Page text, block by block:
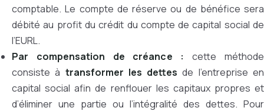
comptable. Le compte de réserve ou de bénéfice sera
débité au profit du crédit du compte de capital social de
l’EURL.
Par compensation de créance :
cette méthode
consiste à transformer les dettes de l’entreprise en
capital social afin de renflouer les capitaux propres et
d’éliminer une partie ou l’intégralité des dettes. Pour